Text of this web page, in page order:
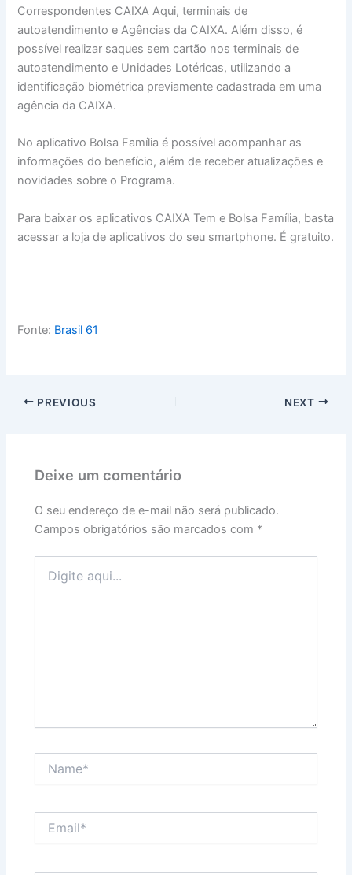
Correspondentes CAIXA Aqui, terminais de
autoatendimento e Agências da CAIXA. Além disso, é
possível realizar saques sem cartão nos terminais de
autoatendimento e Unidades Lotéricas, utilizando a
identificação biométrica previamente cadastrada em uma
agência da CAIXA.
No aplicativo Bolsa Família é possível acompanhar as
informações do benefício, além de receber atualizações e
novidades sobre o Programa.
Para baixar os aplicativos CAIXA Tem e Bolsa Família, basta
acessar a loja de aplicativos do seu smartphone. É gratuito.
Fonte: Brasil 61
PREVIOUS NEXT
Deixe um comentário
O seu endereço de e-mail não será publicado.
Campos obrigatórios são marcados com *
aqui...